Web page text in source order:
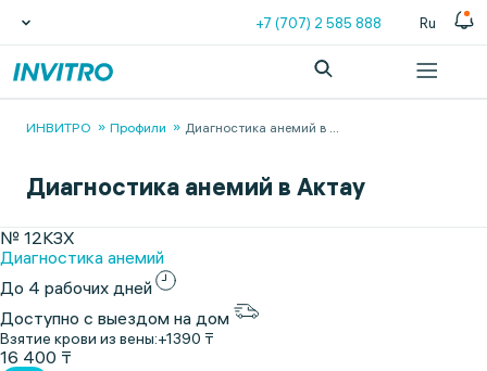
+7 (707) 2 585 888 Ru
ИНВИТРО Профили Диагностика анемий в ...
Диагностика анемий в Актау
№ 12КЗХ
Диагностика анемий
До 4 рабочих дней
Доступно с выездом на дом
Взятие крови из вены:+1390 ₸
16 400 ₸